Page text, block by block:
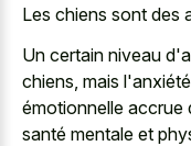
Les chiens sont des
Un certain niveau
chiens, mais
émotionnelle accrue
santé mentale et